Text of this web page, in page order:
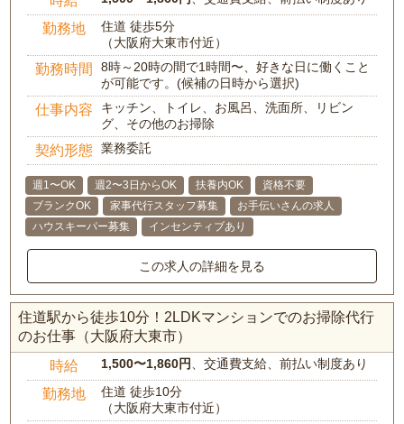
勤務地
住道 徒歩5分
（大阪府大東市付近）
勤務時間
8時～20時の間で1時間〜、好きな日に働くこと
が可能です。(候補の日時から選択)
仕事内容
キッチン、トイレ、お風呂、洗面所、リビン
グ、その他のお掃除
契約形態 業務委託
週1〜OK 週2〜3日からOK 扶養内OK
資格不要
ブランクOK
家事代行スタッフ募集
お手伝いさんの求人
ハウスキーパー募集
インセンティブあり
この求人の詳細を見る
住道駅から徒歩10分！2LDKマンションでのお掃除代行
のお仕事（大阪府大東市）
時給 1,500〜1,860円、交通費支給、前払い制度あり
勤務地
住道 徒歩10分
（大阪府大東市付近）